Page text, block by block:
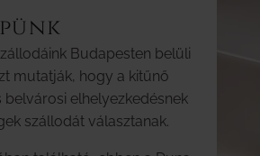
Budapesten belüli
mutatják, hogy a kitűnő
elhelyezkedésnek
szállodát választanak.